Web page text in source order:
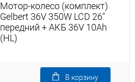
Мотор-колесо (комплект)
Gelbert 36V 350W LCD 26"
передний + АКБ 36V 10Ah
(HL)
В корзину